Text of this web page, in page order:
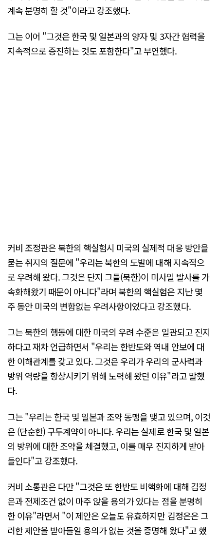
계속 분명히 할 것"이라고 강조했다.
그는 이어 "그것은 한국 및 일본과의 양자 및 3자간 협력을
지속적으로 증진하는 것도 포함한다"고 부연했다.
커비 조정관은 북한의 핵실험시 미국의 실제적 대응 방안을
묻는 취지의 질문에 "우리는 북한의 도발에 대해 지속적으
로 우려해 왔다. 그것은 단지 그들(북한)이 미사일 발사를 가
속화해왔기 때문이 아니다"라며 북한의 핵실험은 지난 몇
주 동안 미국의 변함없는 우려사항이었다고 강조했다.
그는 북한의 행동에 대한 미국의 우려 수준은 일관되고 진지
하다고 재차 언급하면서 "우리는 한반도와 역내 안보에 대
한 이해관계를 갖고 있다. 그것은 우리가 우리의 군사력과
방위 역량을 향상시키기 위해 노력해 왔던 이유"라고 말했
다.
그는 "우리는 한국 및 일본과 조약 동맹을 맺고 있으며, 이것
은 (단순한) 구두계약이 아니다. 우리는 실제로 한국 및 일본
의 방위에 대한 조약을 체결했고, 이를 매우 진지하게 받아
들인다"고 강조했다.
커비 소통관은 다만 "그것은 또 한반도 비핵화에 대해 김정
은과 전제조건 없이 마주 앉을 용의가 있다는 점을 분명히
한 이유"라면서 "이 제안은 오늘도 유효하지만 김정은은 그
러한 제안을 받아들일 용의가 없는 것을 증명해 왔다"고 했